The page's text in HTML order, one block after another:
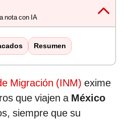
nota con IA
Resumen
Migración (INM) exime
que viajen a México
siempre que su